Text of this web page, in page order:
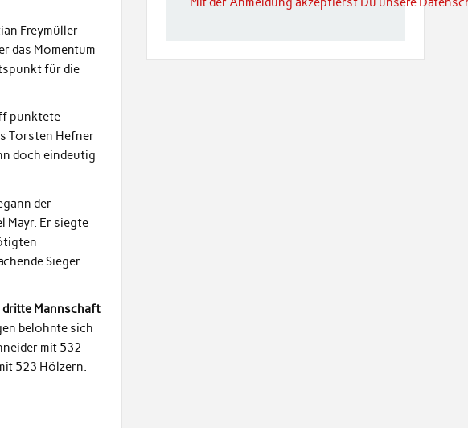
Freymüller
das Momentum
für die
punktete
Torsten Hefner
doch eindeutig
der
Mayr. Er siegte
Sieger
dritte Mannschaft
belohnte sich
mit 532
523 Hölzern.